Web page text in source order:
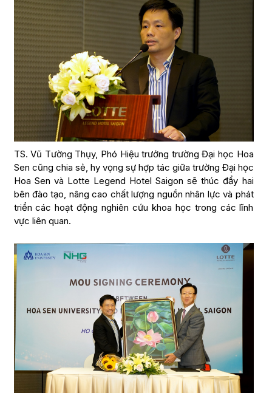
TS. Vũ Tường Thụy, Phó Hiệu trưởng trường Đại học Hoa
Sen cũng chia sẻ, hy vọng sự hợp tác giữa trường Đại học
Hoa Sen và Lotte Legend Hotel Saigon sẽ thúc đẩy hai
bên đào tạo, nâng cao chất lượng nguồn nhân lực và phát
triển các hoạt động nghiên cứu khoa học trong các lĩnh
vực liên quan.